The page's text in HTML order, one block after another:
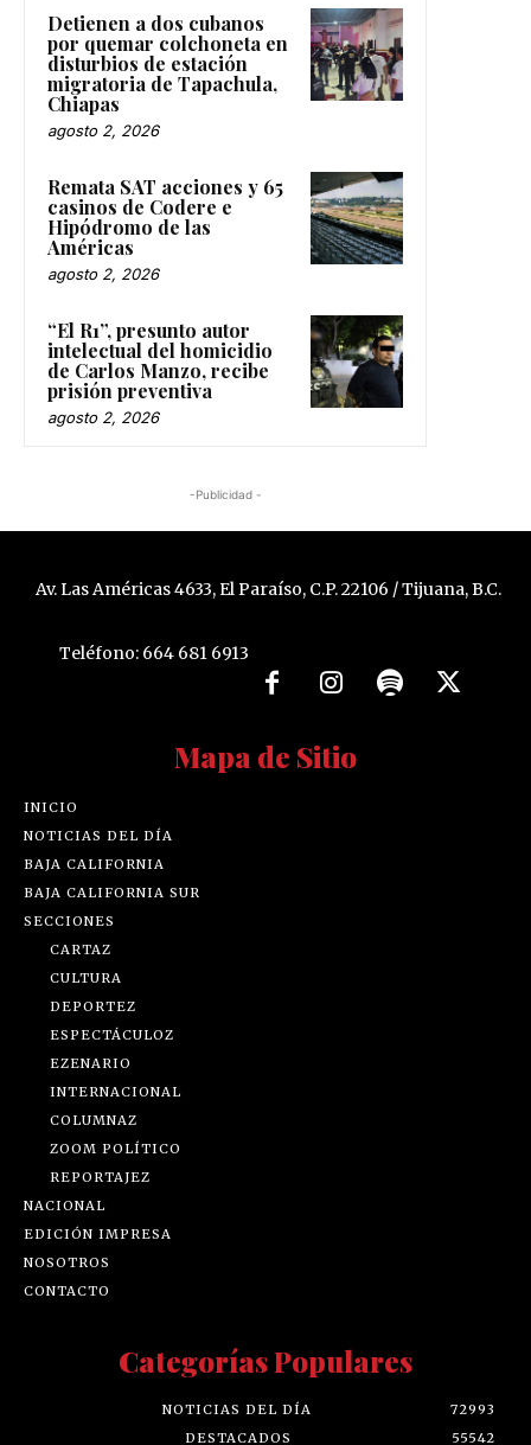
Detienen a dos cubanos
por quemar colchoneta en
disturbios de estación
migratoria de Tapachula,
Chiapas
agosto 2, 2026
Remata SAT acciones y 65
casinos de Codere e
Hipódromo de las
Américas
agosto 2, 2026
“El R1”, presunto autor
intelectual del homicidio
de Carlos Manzo, recibe
prisión preventiva
agosto 2, 2026
-Publicidad -
Av. Las Américas 4633, El Paraíso, C.P. 22106 / Tijuana, B.C.
Teléfono: 664 681 6913
Mapa de Sitio
INICIO
NOTICIAS DEL DÍA
BAJA CALIFORNIA
BAJA CALIFORNIA SUR
SECCIONES
CARTAZ
CULTURA
DEPORTEZ
ESPECTÁCULOZ
EZENARIO
INTERNACIONAL
COLUMNAZ
ZOOM POLÍTICO
REPORTAJEZ
NACIONAL
EDICIÓN IMPRESA
NOSOTROS
CONTACTO
Categorías Populares
NOTICIAS DEL DÍA
72993
DESTACADOS
55542